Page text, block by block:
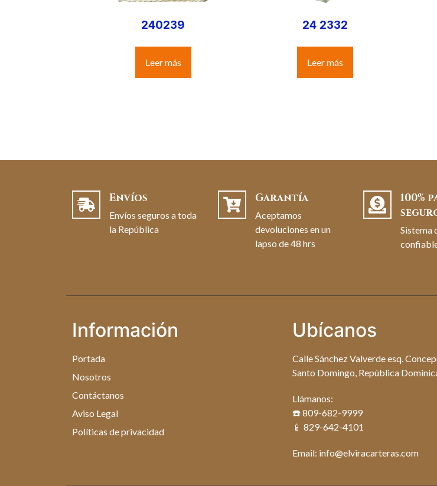
240239
Leer más
24 2332
Leer más
Envíos
Envíos seguros a toda
la República
Garantía
Aceptamos
devoluciones en un
lapso de 48 hrs
100%
Sistema
Información
Portada
Nosotros
Contáctanos
Aviso Legal
Políticas de privacidad
Ubícanos
Calle Sánchez Valverde esq.
Santo Domingo, República
Llámanos:
☎️ 809-682-9999
📱 829-642-4101
Email: info@elviracarteras.com